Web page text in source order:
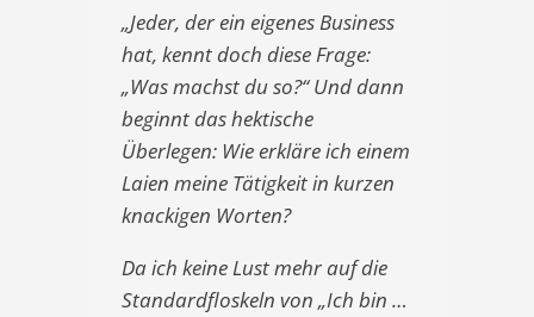
„Jeder, der ein eigenes Business
hat, kennt doch diese Frage:
„Was machst du so?“ Und dann
beginnt das hektische
Überlegen: Wie erkläre ich einem
Laien meine Tätigkeit in kurzen
knackigen Worten?
Da ich keine Lust mehr auf die
Standardfloskeln von „Ich bin …